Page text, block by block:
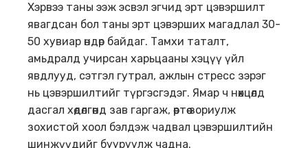
Хэрвээ таны ээж эсвэл эгчид эрт цэвэршилт
явагдсан бол таны эрт цэвэрших магадлал 30-
50 хувиар өндөр байдаг. Тамхи таталт,
амьдралд учирсан харьцааны хэцүү үйл
явдлууд, сэтгэл гутрал, ажлын стресс зэрэг
нь цэвэршилтийг түргэсгэдэг. Ямар ч нөхцөлд
дасгал хөдөлгөөнд зав гаргаж, өөртөө зориулж
зохистой хоол бэлдэж чадвал цэвэршилтийн
шинжүүдийг бууруулж чадна.